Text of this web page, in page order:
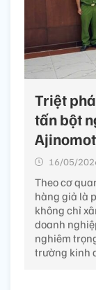
Triệt
tấn bột
16/05/
Theo cơ
hàng giả là
không chỉ
doanh
nghiêm
trường kinh